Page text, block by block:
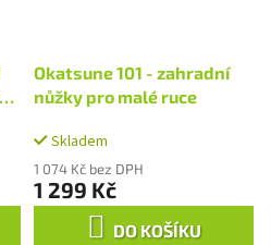
Okatsune 101 - zahradní
nůžky pro malé ruce
Skladem
1 074 Kč bez DPH
1 299 Kč
DO KOŠÍKU